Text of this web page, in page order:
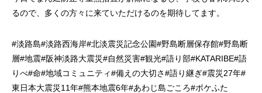
るので、多くの方々に来ていただけるのを期待してます。
#淡路島#淡路西海岸#北淡震災記念公園#野島断層保存館#野島断
層#地震#阪神淡路大震災#自然災害#観光#語り部#KATARIBE#語
りべ#命#地域コミュニティ#備えの大切さ#語り継ぎ#震災27年#
東日本大震災11年#熊本地震6年#あわじ島ごころ#ポケふた